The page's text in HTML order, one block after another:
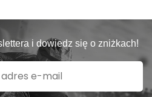
i dowiedz się o zniżkach!